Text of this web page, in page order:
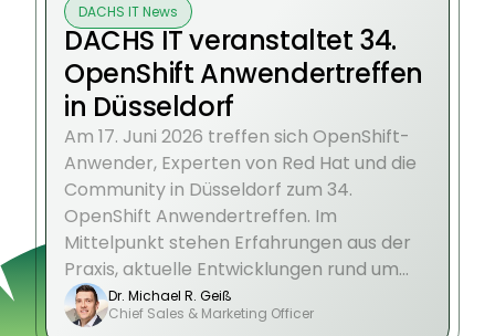
DACHS IT News
DACHS IT veranstaltet 34.
OpenShift Anwendertreffen
in Düsseldorf
Am 17. Juni 2026 treffen sich OpenShift-
Anwender, Experten von Red Hat und die
Community in Düsseldorf zum 34.
OpenShift Anwendertreffen. Im
Mittelpunkt stehen Erfahrungen aus der
Praxis, aktuelle Entwicklungen rund um
OpenShift sowie der persönliche
Austausch auf Augenhöhe.
Dr. Michael R. Geiß
Chief Sales & Marketing Officer